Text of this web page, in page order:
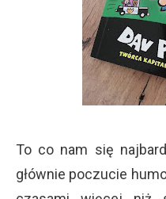
To co nam się
głównie poczucie